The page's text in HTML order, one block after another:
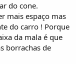
do cone.
mais espaço mas
do carro ! Porque
da mala é que
borrachas de